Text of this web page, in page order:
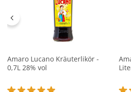
Amaro Lucano Kräuterlikör -
0,7L 28% vol